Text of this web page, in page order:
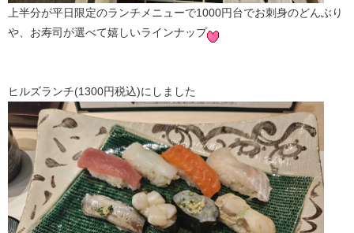
上半分が平日限定のランチメニューで1000円台でお刺身のどんぶり
や、お寿司が選べて嬉しいラインナップ
ヒルズランチ(1300円税込)にしました